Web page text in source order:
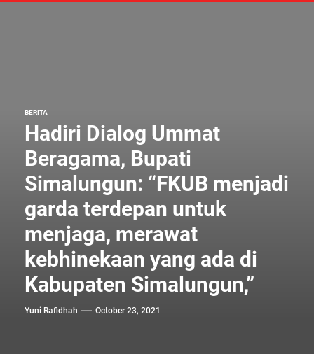
BERITA
Hadiri Dialog Ummat
Beragama, Bupati
Simalungun: “FKUB menjadi
garda terdepan untuk
menjaga, merawat
kebhinekaan yang ada di
Kabupaten Simalungun,”
Yuni Rafidhah October 23, 2021